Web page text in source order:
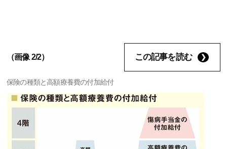
（画像 2/2） この記事を読む
保険の種類と高額療養費の付加給付